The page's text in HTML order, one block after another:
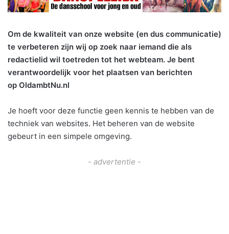
Om de kwaliteit van onze website (en dus communicatie)
te verbeteren zijn wij op zoek naar iemand die als
redactielid wil toetreden tot het webteam. Je bent
verantwoordelijk voor het plaatsen van berichten
op OldambtNu.nl
Je hoeft voor deze functie geen kennis te hebben van de
techniek van websites. Het beheren van de website
gebeurt in een simpele omgeving.
- advertentie -